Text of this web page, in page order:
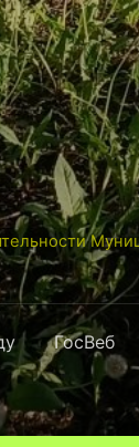
ГосВеб